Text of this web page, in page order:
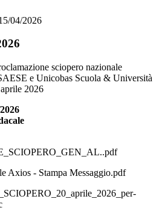
04/2026
sciopero nazionale
e Unicobas Scuola & Università
2026
Axios - Stampa Messaggio.pdf